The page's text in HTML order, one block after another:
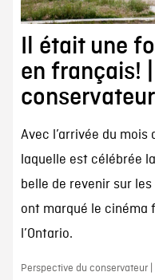
Il était une
en français!
conservateur
Avec l’arrivée du
laquelle est célébrée
belle de revenir sur
ont marqué le cinéma
l’Ontario.
Perspective du conservateur